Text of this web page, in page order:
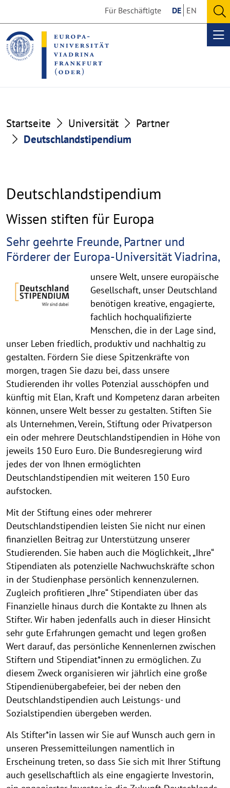
the
content
section
the
footer
section
Für Beschäftigte DE EN
Startseite Universität
Partner
Deutschlandstipendium
Deutschlandstipendium
Wissen stiften für Europa
Sehr geehrte Freunde, Partner und
Förderer der Europa-Universität Viadrina,
unsere Welt, unsere europäische
Gesellschaft, unser Deutschland
benötigen kreative, engagierte,
fachlich hochqualifizierte
Menschen, die in der Lage sind,
unser Leben friedlich, produktiv und nachhaltig zu
gestalten. Fördern Sie diese Spitzenkräfte von
morgen, tragen Sie dazu bei, dass unsere
Studierenden ihr volles Potenzial ausschöpfen und
künftig mit Elan, Kraft und Kompetenz daran arbeiten
können, unsere Welt besser zu gestalten. Stiften Sie
als Unternehmen, Verein, Stiftung oder Privatperson
ein oder mehrere Deutschlandstipendien in Höhe von
jeweils 150 Euro Euro. Die Bundesregierung wird
jedes der von Ihnen ermöglichten
Deutschlandstipendien mit weiteren 150 Euro
aufstocken.
Mit der Stiftung eines oder mehrerer
Deutschlandstipendien leisten Sie nicht nur einen
finanziellen Beitrag zur Unterstützung unserer
Studierenden. Sie haben auch die Möglichkeit, „Ihre“
Stipendiaten als potenzielle Nachwuchskräfte schon
in der Studienphase persönlich kennenzulernen.
Zugleich profitieren „Ihre“ Stipendiaten über das
Finanzielle hinaus durch die Kontakte zu Ihnen als
Stifter. Wir haben jedenfalls auch in dieser Hinsicht
sehr gute Erfahrungen gemacht und legen großen
Wert darauf, das persönliche Kennenlernen zwischen
Stiftern und Stipendiat*innen zu ermöglichen. Zu
diesem Zweck organisieren wir jährlich eine große
Stipendienübergabefeier, bei der neben den
Deutschlandstipendien auch Leistungs- und
Sozialstipendien übergeben werden.
Als Stifter*in lassen wir Sie auf Wunsch auch gern in
unseren Pressemitteilungen namentlich in
Erscheinung treten, so dass Sie sich mit Ihrer Stiftung
auch gesellschaftlich als eine engagierte Investorin,